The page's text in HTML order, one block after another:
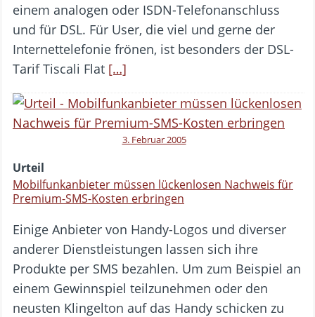
einem analogen oder ISDN-Telefonanschluss
und für DSL. Für User, die viel und gerne der
Internettelefonie frönen, ist besonders der DSL-
Tarif Tiscali Flat […]
3. Februar 2005
Urteil
Mobilfunkanbieter müssen lückenlosen Nachweis für
Premium-SMS-Kosten erbringen
Einige Anbieter von Handy-Logos und diverser
anderer Dienstleistungen lassen sich ihre
Produkte per SMS bezahlen. Um zum Beispiel an
einem Gewinnspiel teilzunehmen oder den
neusten Klingelton auf das Handy schicken zu